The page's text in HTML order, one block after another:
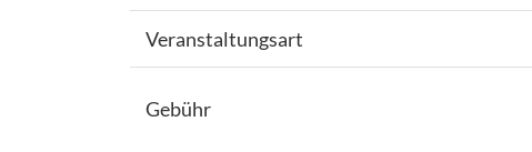
Veranstaltungsart
Gebühr